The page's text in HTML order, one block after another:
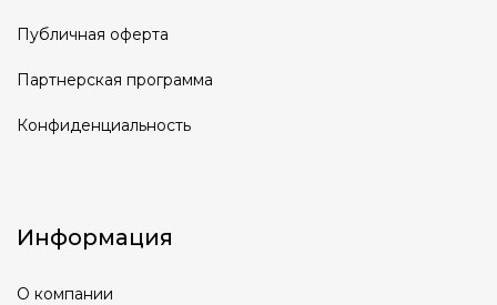
Публичная оферта
Партнерская программа
Конфиденциальность
Информация
О компании